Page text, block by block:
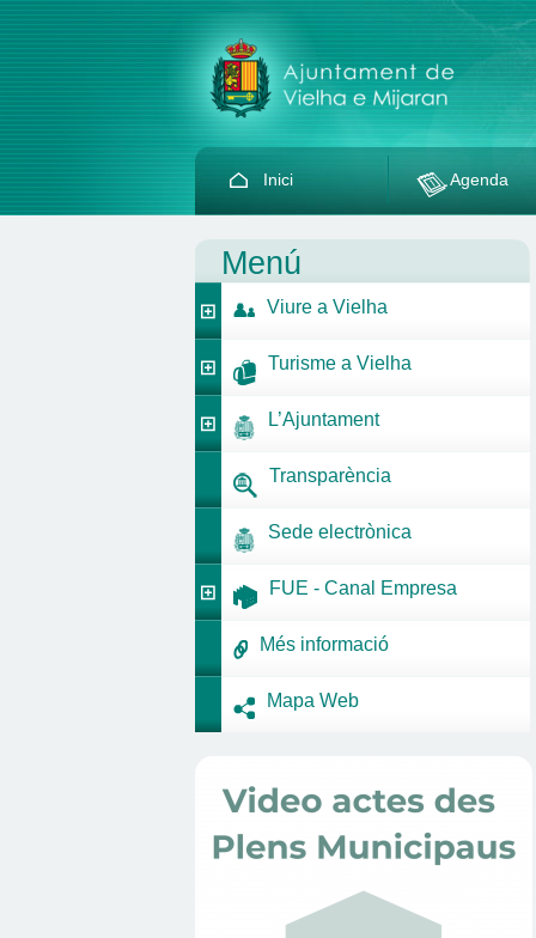
Inici Agenda
Menú
Viure a Vielha
Turisme a Vielha
L’Ajuntament
Transparència
Sede electrònica
FUE - Canal Empresa
Més informació
Mapa Web